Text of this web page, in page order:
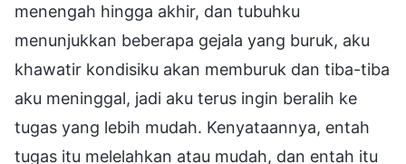
menengah hingga akhir, dan tubuhku
menunjukkan beberapa gejala yang buruk, aku
khawatir kondisiku akan memburuk dan tiba-tiba
aku meninggal, jadi aku terus ingin beralih ke
tugas yang lebih mudah. Kenyataannya, entah
tugas itu melelahkan atau mudah, dan entah itu